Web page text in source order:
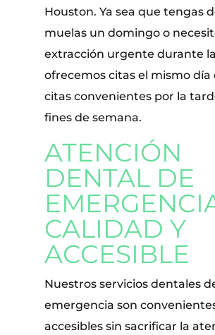
Houston. Ya sea que tengas
muelas un domingo o
extracción urgente durante
ofrecemos citas el mismo día
citas convenientes por la
fines de semana.
ATENCIÓN
DENTAL DE
CALIDAD Y
ACCESIBLE
Nuestros servicios dentales
emergencia son
accesibles sin sacrificar la